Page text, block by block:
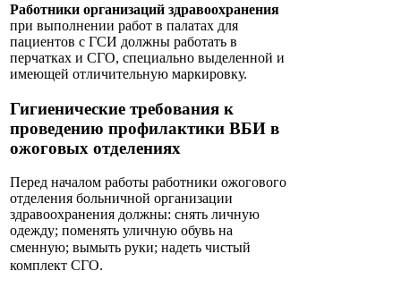
Работники организаций здравоохранения
при выполнении работ в палатах для
пациентов с ГСИ должны работать в
перчатках и СГО, специально выделенной и
имеющей отличительную маркировку.
Гигиенические требования к
проведению профилактики ВБИ в
ожоговых отделениях
Перед началом работы работники ожогового
отделения больничной организации
здравоохранения должны: снять личную
одежду; поменять уличную обувь на
сменную; вымыть руки; надеть чистый
комплект СГО.